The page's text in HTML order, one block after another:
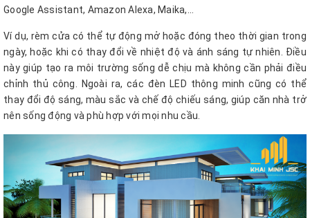
Google Assistant, Amazon Alexa, Maika,...
Ví dụ, rèm cửa có thể tự động mở hoặc đóng theo thời gian trong
ngày, hoặc khi có thay đổi về nhiệt độ và ánh sáng tự nhiên. Điều
này giúp tạo ra môi trường sống dễ chịu mà không cần phải điều
chỉnh thủ công. Ngoài ra, các đèn LED thông minh cũng có thể
thay đổi độ sáng, màu sắc và chế độ chiếu sáng, giúp căn nhà trở
nên sống động và phù hợp với mọi nhu cầu.